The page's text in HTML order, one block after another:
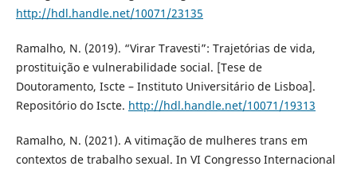
http://hdl.handle.net/10071/23135
Ramalho, N. (2019). “Virar Travesti”: Trajetórias de vida,
prostituição e vulnerabilidade social. [Tese de
Doutoramento, Iscte – Instituto Universitário de Lisboa].
Repositório do Iscte. http://hdl.handle.net/10071/19313
Ramalho, N. (2021). A vitimação de mulheres trans em
contextos de trabalho sexual. In VI Congresso Internacional